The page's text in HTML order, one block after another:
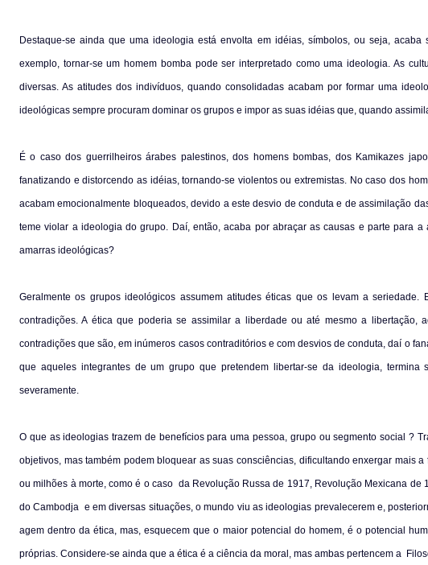
Destaque-se ainda que uma ideologia está envolta em idéias, símbolos, ou seja,
exemplo, tornar-se um homem bomba pode ser interpretado como uma ideologia. As
diversas. As atitudes dos indivíduos, quando consolidadas acabam por formar uma
ideológicas sempre procuram dominar os grupos e impor as suas idéias que, quando
É o caso dos guerrilheiros árabes palestinos, dos homens bombas, dos Kamikazes
fanatizando e distorcendo as idéias, tornando-se violentos ou extremistas. No caso dos
acabam emocionalmente bloqueados, devido a este desvio de conduta e de assimilação
teme violar a ideologia do grupo. Daí, então, acaba por abraçar as causas e parte para
amarras ideológicas?
Geralmente os grupos ideológicos assumem atitudes éticas que os levam a
contradições. Aética que poderia se assimilar a liberdade ou até mesmo a libertação,
contradições que são, em inúmeros casos contraditórios e com desvios de conduta, daí o
que aqueles integrantes de um grupo que pretendem libertar-se da ideologia,
severamente.
O que as ideologias trazem de benefícios para uma pessoa, grupo ou segmento social ?
objetivos, mas também podem bloquear as suas consciências, dificultando enxergar mais a
ou milhões à morte, como é o caso da Revolução Russa de 1917, Revolução Mexicana
do Cambodja e em diversas situações, o mundo viu as ideologias prevalecerem e,
agem dentro da ética, mas, esquecem que o maior potencial do homem, é o potencial
próprias. Considere-se ainda que a ética é a ciência da moral, mas ambas pertencem a